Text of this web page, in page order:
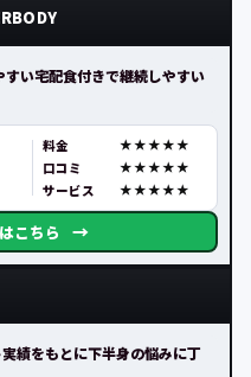
い宅配食付きで継続しやすい
料金
口コミ
サービス
こちら →
績をもとに下半身の悩みに丁